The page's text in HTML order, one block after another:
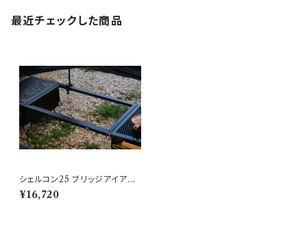
最近チェックした商品
シェルコン25 ブリッジアイアン
フレーム ブラック スノーピーク
¥16,720